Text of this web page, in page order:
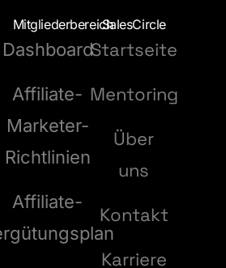
Mitgliederbereich
Dashboard
Affiliate-
Marketer-
Richtlinien
Affiliate-
SalesCircle
Startseite
Mentoring
Über
uns
Kontakt
Karriere